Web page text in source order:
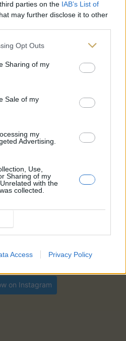
parties on the IAB’s List of
may further disclose it to other
Opt Outs
Sharing of my
Sale of my
my
Advertising.
Use,
Sharing of my
with the
collected.
Access Privacy Policy
» – Baronny’s
suivre
on Instagram